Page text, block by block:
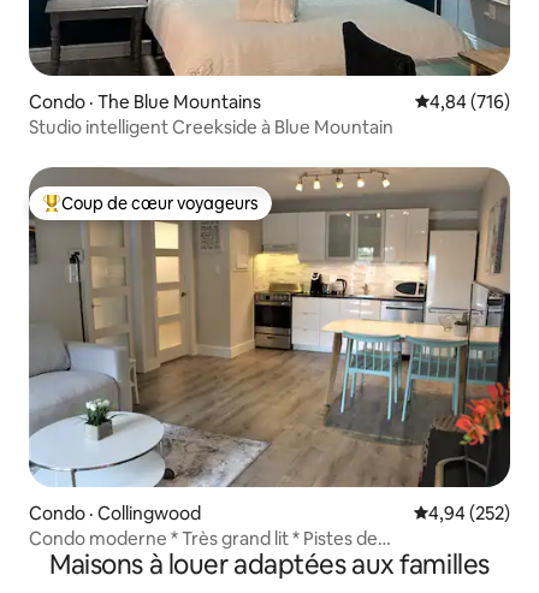
Condo · The Blue Mountains Note
4,84 (716)
Studio intelligent Creekside à Blue Mountain
Coup de cœur voyageurs parmi les plus aimés
Coup de cœur voyageurs
Condo · Collingwood Note
4,94 (252)
Condo moderne * Très grand lit * Pistes de
ski * Spa * Lac * Plage
Maisons à louer adaptées aux familles